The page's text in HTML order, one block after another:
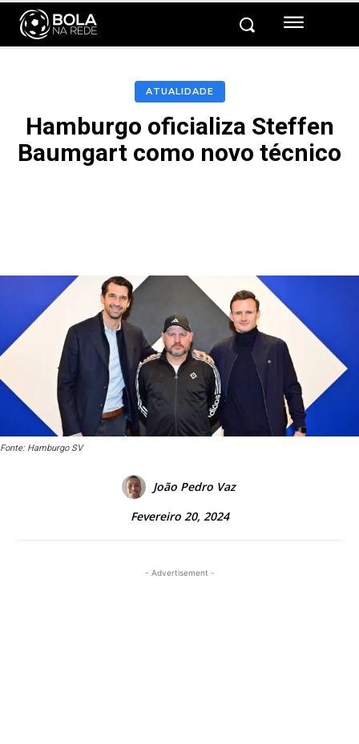
ATUALIDADE
Hamburgo oficializa Steffen
Baumgart como novo técnico
Fonte: Hamburgo SV
João Pedro Vaz
Fevereiro 20, 2024
- Advertisement -